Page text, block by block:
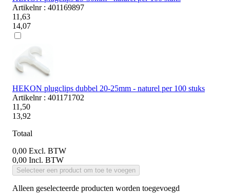
Artikelnr : 401169897
11,63
14,07
HEKON plugclips dubbel 20-25mm - naturel per 100 stuks
Artikelnr : 401171702
11,50
13,92
Totaal
0,00 Excl. BTW
0,00 Incl. BTW
Selecteer een product om toe te voegen
Alleen geselecteerde producten worden toegevoegd